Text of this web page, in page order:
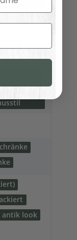
antik look